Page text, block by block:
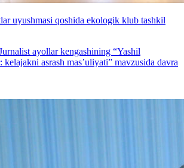
uyushmasi qoshida ekologik klub tashkil
ayollar kengashining “Yashil
asrash mas’uliyati” mavzusida davra